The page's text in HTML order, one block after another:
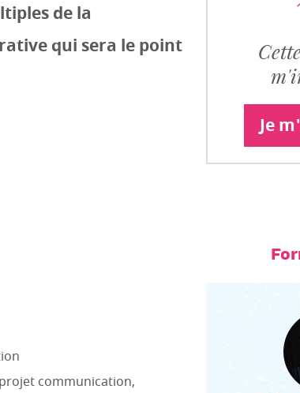
de la
qui sera le point
communication,
Je